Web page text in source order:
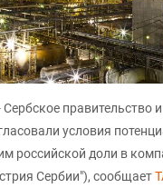
Сербское правительство
условия
российской доли в
Сербии"), сообщает